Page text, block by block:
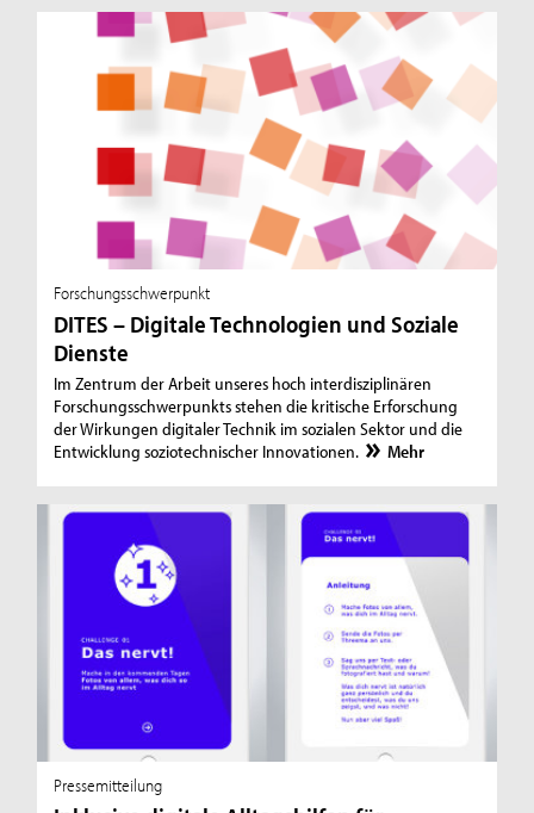
Forschungsschwerpunkt
DITES – Digitale Technologien und Soziale
Dienste
Im Zentrum der Arbeit unseres hoch interdisziplinä­ren
Forschungsschwerpunkts stehen die kritische Erforschung
der Wirkungen digitaler Technik im sozialen Sektor und die
Entwicklung soziotechnischer Innovationen.
Mehr
Pressemitteilung